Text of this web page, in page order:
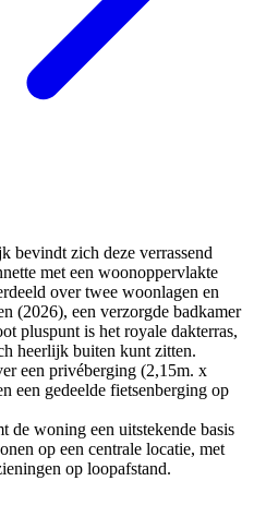
bevindt zich deze verrassend
met een woonoppervlakte
over twee woonlagen en
(2026), een verzorgde badkamer
pluspunt is het royale dakterras,
heerlijk buiten kunt zitten.
een privéberging (2,15m. x
een gedeelde fietsenberging op
woning een uitstekende basis
op een centrale locatie, met
op loopafstand.